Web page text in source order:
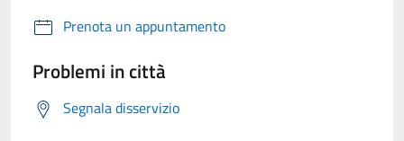
Prenota un appuntamento
Problemi in città
Segnala disservizio